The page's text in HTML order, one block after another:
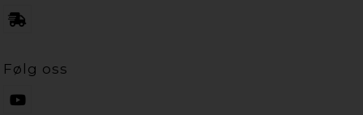
Følg oss